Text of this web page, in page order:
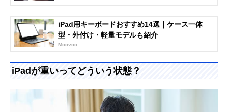
iPad用キーボードおすすめ14選｜ケース一体
型・外付け・軽量モデルも紹介
Moovoo
iPadが重いってどういう状態？